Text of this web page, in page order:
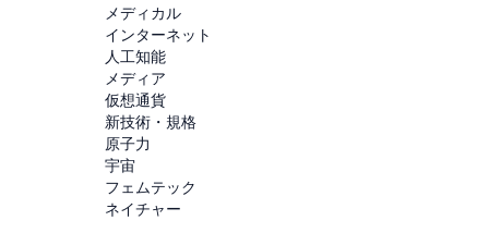
メディカル
インターネット
人工知能
メディア
仮想通貨
新技術・規格
原子力
宇宙
フェムテック
ネイチャー